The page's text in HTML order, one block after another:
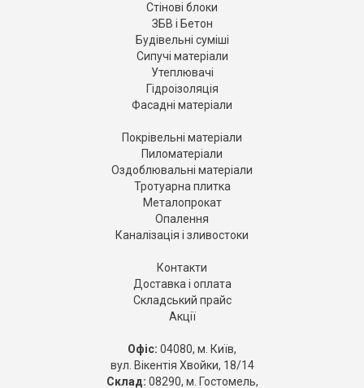
Стінові блоки
ЗБВ і Бетон
Будівельні суміші
Сипучі матеріали
Утеплювачі
Гідроізоляція
Фасадні матеріали
Покрівельні матеріали
Пиломатеріали
Оздоблювальні матеріали
Тротуарна плитка
Металопрокат
Опалення
Каналізація і зливостоки
Контакти
Доставка і оплата
Складський прайс
Акції
Офіс: 04080, м. Київ,
вул. Вікентія Хвойки, 18/14
Склад: 08290, м. Гостомель,